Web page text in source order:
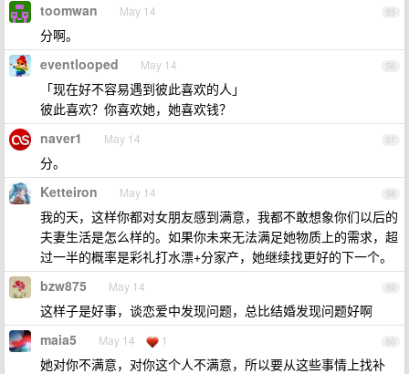
55
toomwan May 14
分啊。
56
eventlooped May 14
「现在好不容易遇到彼此喜欢的人」
彼此喜欢？你喜欢她，她喜欢钱？
57
naver1 May 14
分。
58
Ketteiron May 14
我的天，这样你都对女朋友感到满意，我都不敢想象你们以后的
夫妻生活是怎么样的。如果你未来无法满足她物质上的需求，超
过一半的概率是彩礼打水漂+分家产，她继续找更好的下一个。
59
bzw875 May 14
这样子是好事，谈恋爱中发现问题，总比结婚发现问题好啊
60
maia5 May 14 1
她对你不满意，对你这个人不满意，所以要从这些事情上找补